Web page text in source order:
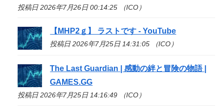
投稿日 2026年7月26日 00:14:25 （ICO）
【MHP2ｇ】 ラストです - YouTube
投稿日 2026年7月25日 14:31:05 （ICO）
The Last Guardian | 感動の絆と冒険の物語 |
GAMES.GG
投稿日 2026年7月25日 14:16:49 （ICO）